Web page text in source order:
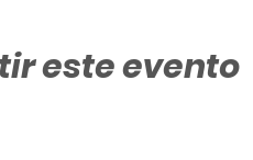
este evento